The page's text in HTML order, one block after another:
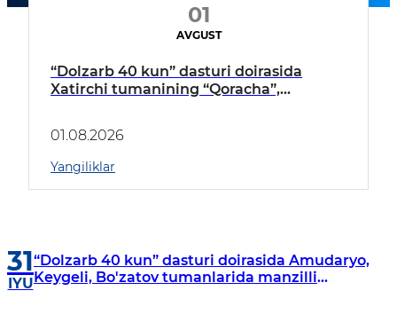
01
AVGUST
“Dolzarb 40 kun” dasturi doirasida
Xatirchi tumanining “Qoracha”,
borildi
01.08.2026
Yangiliklar
31
IYU
“Dolzarb 40 kun” dasturi doirasida Amudaryo,
Keygeli, Bo'zatov tumanlarida manzilli